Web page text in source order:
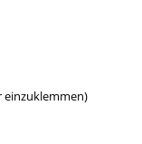
einzuklemmen)